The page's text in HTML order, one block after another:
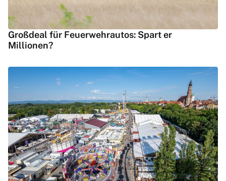
Großdeal für Feuerwehrautos: Spart er
Millionen?